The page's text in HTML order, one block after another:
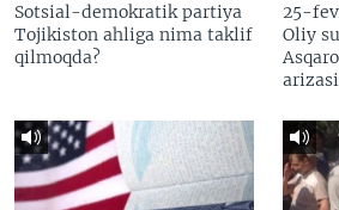
Sotsial-demokratik partiya
Tojikiston ahliga nima taklif
qilmoqda?
25-
Oliy